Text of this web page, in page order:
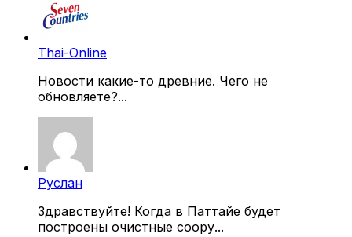
Thai-Online
Новости какие-то древние. Чего не
обновляете?...
Руслан
Здравствуйте! Когда в Паттайе будет
построены очистные соору...